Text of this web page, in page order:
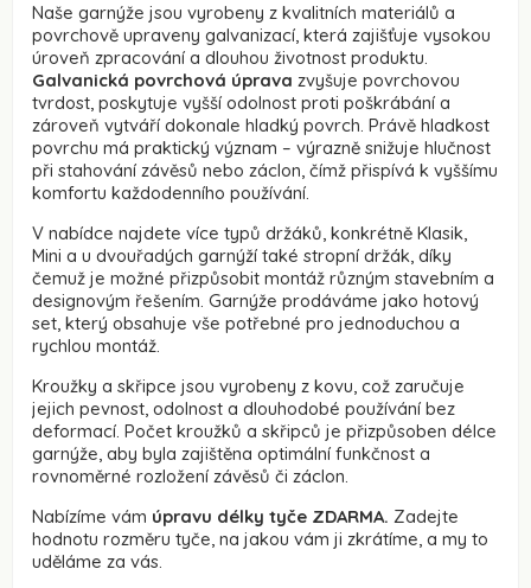
Naše garnýže jsou vyrobeny z kvalitních materiálů a
povrchově upraveny galvanizací, která zajišťuje vysokou
úroveň zpracování a dlouhou životnost produktu.
Galvanická povrchová úprava zvyšuje povrchovou
tvrdost, poskytuje vyšší odolnost proti poškrábání a
zároveň vytváří dokonale hladký povrch. Právě hladkost
povrchu má praktický význam – výrazně snižuje hlučnost
při stahování závěsů nebo záclon, čímž přispívá k vyššímu
komfortu každodenního používání.
V nabídce najdete více typů držáků, konkrétně Klasik,
Mini a u dvouřadých garnýží také stropní držák, díky
čemuž je možné přizpůsobit montáž různým stavebním a
designovým řešením. Garnýže prodáváme jako hotový
set, který obsahuje vše potřebné pro jednoduchou a
rychlou montáž.
Kroužky a skřipce jsou vyrobeny z kovu, což zaručuje
jejich pevnost, odolnost a dlouhodobé používání bez
deformací. Počet kroužků a skřipců je přizpůsoben délce
garnýže, aby byla zajištěna optimální funkčnost a
rovnoměrné rozložení závěsů či záclon.
Nabízíme vám úpravu délky tyče ZDARMA. Zadejte
hodnotu rozměru tyče, na jakou vám ji zkrátíme, a my to
uděláme za vás.